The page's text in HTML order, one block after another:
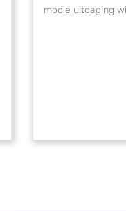
mooie uitdaging